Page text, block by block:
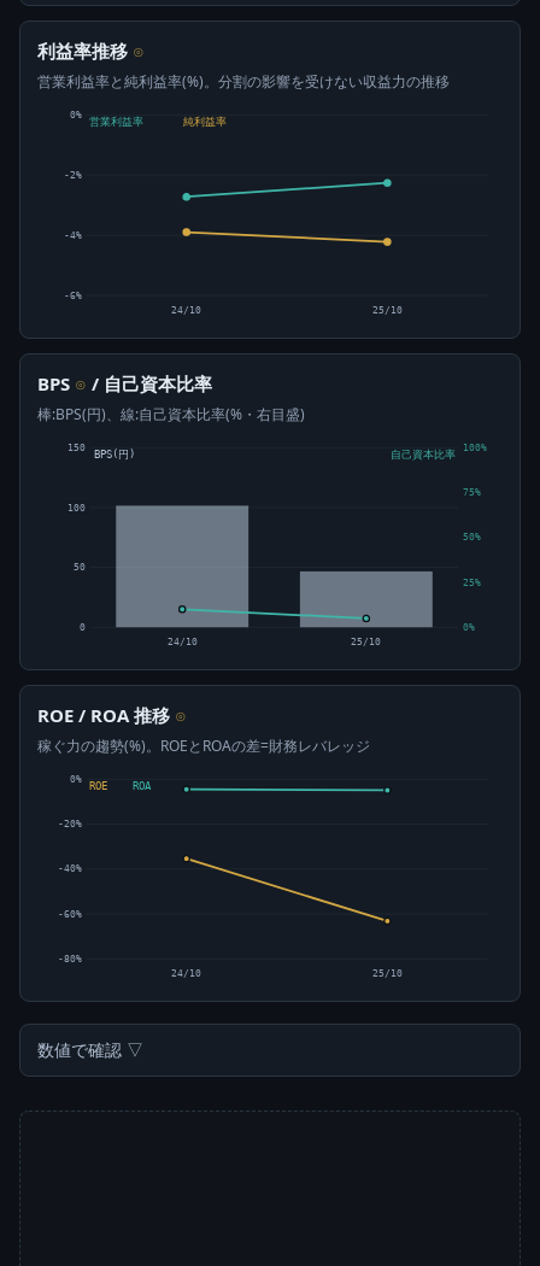
利益率推移 ⊙
営業利益率と純利益率(%)。分割の影響を受けない収益力の推移
-6%
-4%
-2%
0%
営業利益率 純利益率
24/10 25/10
BPS ⊙ / 自己資本比率
棒:BPS(円)、線:自己資本比率(%・右目盛)
0
50
100
150
0%
25%
50%
75%
100%
24/10 25/10
BPS(円) 自己資本比率
ROE / ROA 推移 ⊙
稼ぐ力の趨勢(%)。ROEとROAの差=財務レバレッジ
-80%
-60%
-40%
-20%
0%
ROE ROA
24/10 25/10
数値で確認 ▽